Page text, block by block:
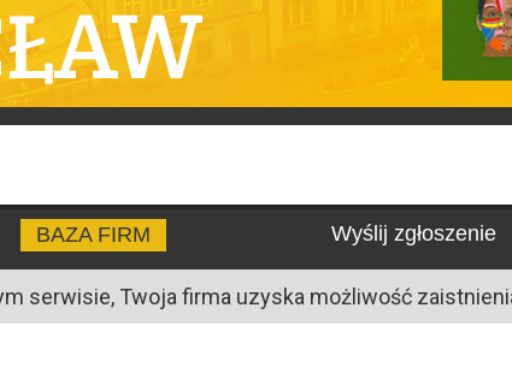
BAZA FIRM Wyślij zgłoszenie
serwisie, Twoja firma uzyska możliwość